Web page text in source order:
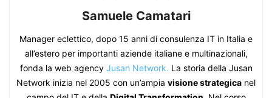
Samuele Camatari
Manager eclettico, dopo 15 anni di consulenza IT in Italia e
all’estero per importanti aziende italiane e multinazionali,
fonda la web agency Jusan Network. La storia della Jusan
Network inizia nel 2005 con un’ampia visione strategica nel